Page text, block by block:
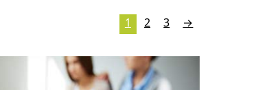
1 2 3 →